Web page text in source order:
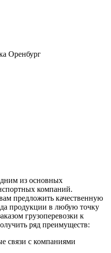
Оренбург
из основных
компаний.
предложить качественную
продукции в любую точку
грузоперевозки к
ряд преимуществ:
связи с компаниями